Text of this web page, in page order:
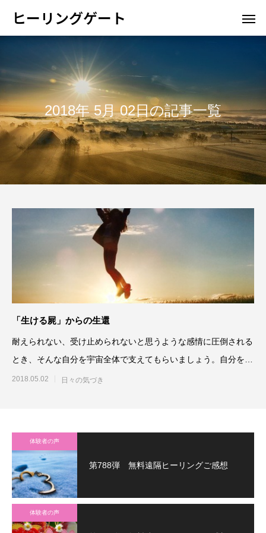
ヒーリングゲート
2018年 5月 02日の記事一覧
「生ける屍」からの生還
耐えられない、受け止められないと思うような感情に圧倒される
とき、そんな自分を宇宙全体で支えてもらいましょう。自分を開
いて、固く縮こまらずに、
2018.05.02 日々の気づき
体験者の声
第788弾 無料遠隔ヒーリングご感想
体験者の声